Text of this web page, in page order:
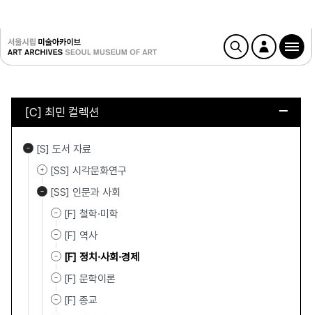
[C] 최민 컬렉션
[S] 도서 자료
[SS] 시각문화연구
[SS] 인문과 사회
[F] 철학·미학
[F] 역사
[F] 정치·사회·경제
[F] 문학이론
[F] 종교